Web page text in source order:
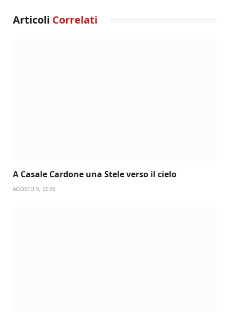
Articoli Correlati
A Casale Cardone una Stele verso il cielo
AGOSTO 9, 2026